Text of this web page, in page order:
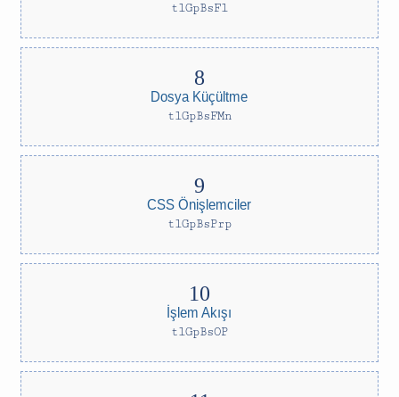
tlGpBsFl
Dosya Küçültme
tlGpBsFMn
CSS Önişlemciler
tlGpBsPrp
İşlem Akışı
tlGpBsOP